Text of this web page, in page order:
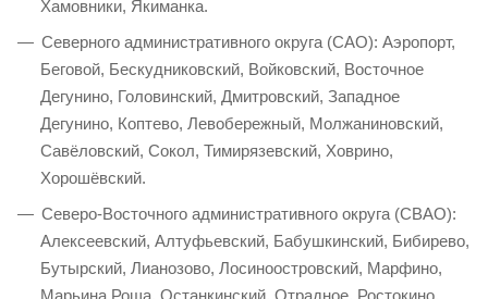
Хамовники, Якиманка.
Северного административного округа (САО): Аэропорт,
Беговой, Бескудниковский, Войковский, Восточное
Дегунино, Головинский, Дмитровский, Западное
Дегунино, Коптево, Левобережный, Молжаниновский,
Савёловский, Сокол, Тимирязевский, Ховрино,
Хорошёвский.
Северо-Восточного административного округа (СВАО):
Алексеевский, Алтуфьевский, Бабушкинский, Бибирево,
Бутырский, Лианозово, Лосиноостровский, Марфино,
Марьина Роща, Останкинский, Отрадное, Ростокино,